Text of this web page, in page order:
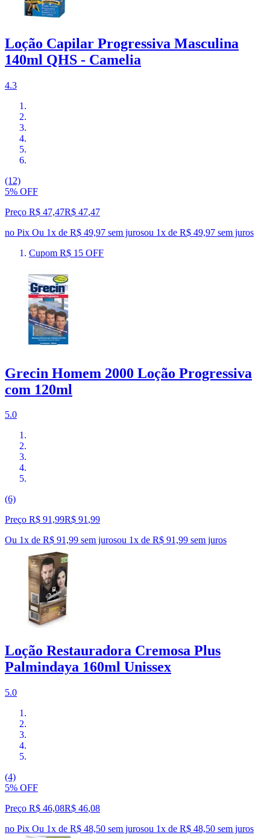
Loção Capilar Progressiva Masculina
140ml QHS - Camelia
4.3
(12)
5% OFF
Preço R$ 47,47R$ 47,47
no Pix Ou 1x de R$ 49,97 sem jurosou 1x de R$ 49,97 sem juros
Cupom R$ 15 OFF
Grecin Homem 2000 Loção Progressiva
com 120ml
5.0
(6)
Preço R$ 91,99R$ 91,99
Ou 1x de R$ 91,99 sem jurosou 1x de R$ 91,99 sem juros
Loção Restauradora Cremosa Plus
Palmindaya 160ml Unissex
5.0
(4)
5% OFF
Preço R$ 46,08R$ 46,08
no Pix Ou 1x de R$ 48,50 sem jurosou 1x de R$ 48,50 sem juros